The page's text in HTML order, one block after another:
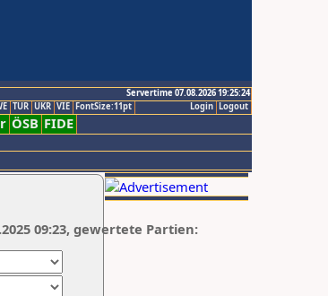
Servertime 07.08.2026 19:25:24
Logout
Login
TUR UKR VIE FontSize:11pt
ÖSB FIDE
09:23, gewertete Partien: